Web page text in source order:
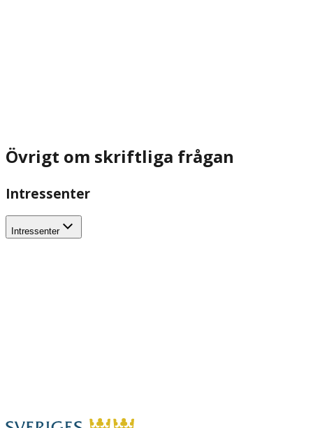
Övrigt om skriftliga frågan
Intressenter
Intressenter